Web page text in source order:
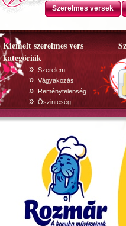
Szerelmes versek
Kiemelt szerelmes vers
kategóriák
» Szerelem
» Vágyakozás
» Reménytelenség
» Õszinteség